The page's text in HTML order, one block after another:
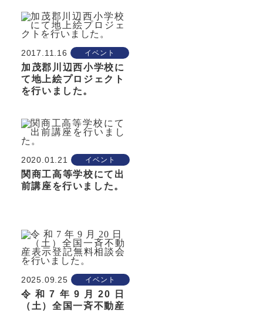
2017.11.16 イベント
加茂郡川辺西小学校に
て地上絵プロジェクト
を行いました。
2020.01.21 イベント
関商工高等学校にて出
前講座を行いました。
2025.09.25 イベント
令和7年9月20日
（土）全国一斉不動産